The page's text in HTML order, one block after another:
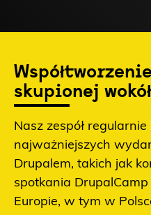
skupionej
Nasz zespół
najważniejszych
Drupalem, takich jak
spotkania
Europie, w tym w